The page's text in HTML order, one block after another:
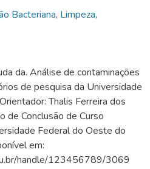
Bacteriana, Limpeza,
da. Análise de contaminações
de pesquisa da Universidade
Thalis Ferreira dos
de Conclusão de Curso
Federal do Oeste do
em:
handle/123456789/3069